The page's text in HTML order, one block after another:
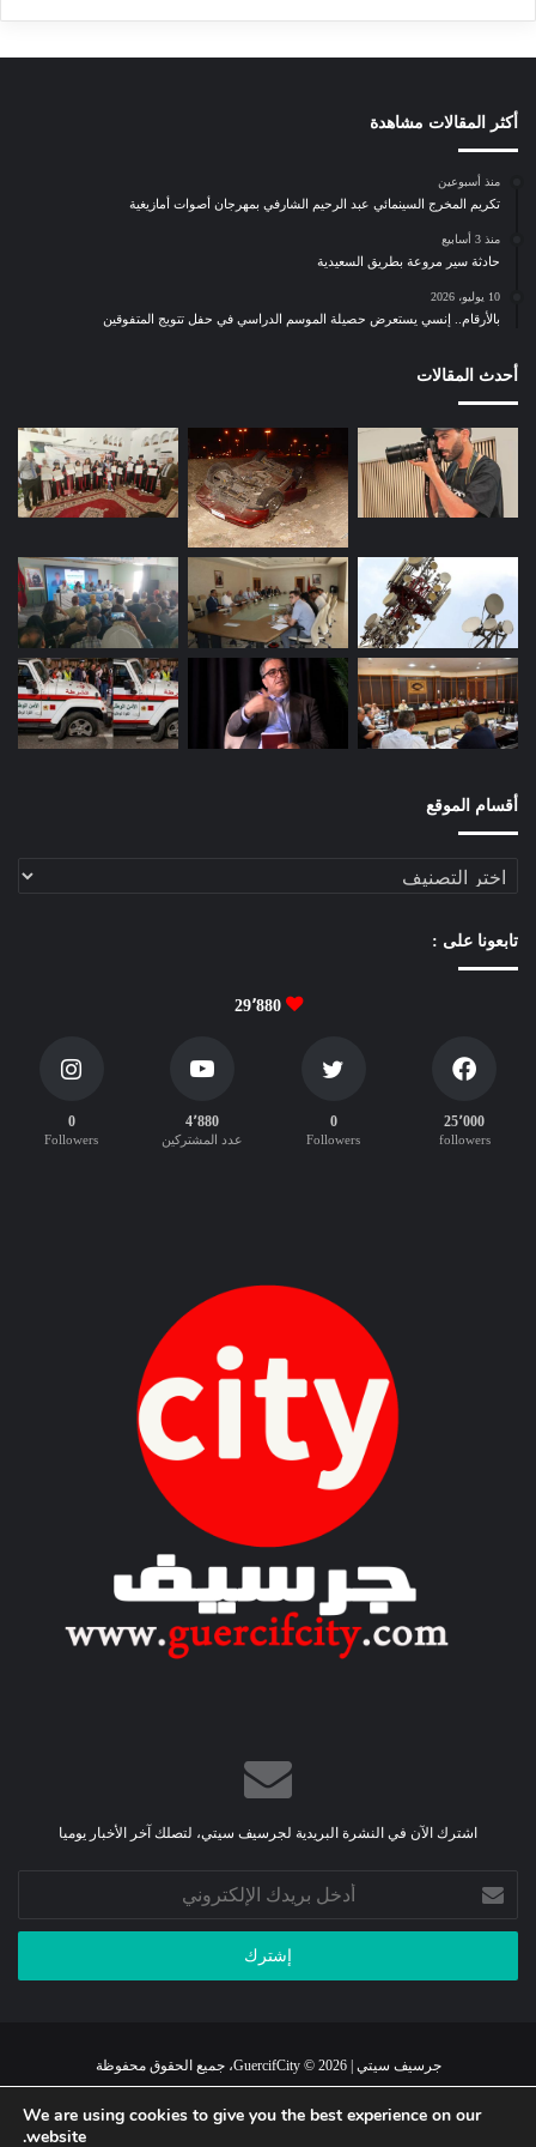
أكثر المقالات مشاهدة
منذ أسبوعين
تكريم المخرج السينمائي عبد الرحيم الشارفي بمهرجان أصوات أمازيغية
منذ 3 أسابيع
حادثة سير مروعة بطريق السعيدية
10 يوليو، 2026
بالأرقام.. إنسي يستعرض حصيلة الموسم الدراسي في حفل تتويج المتفوقين
أحدث المقالات
أقسام الموقع
أقسام
تابعونا على :
29٬880
25٬000
followers
0
Followers
4٬880
عدد المشتركين
0
Followers
اشترك الآن في النشرة البريدية لجرسيف سيتي، لتصلك آخر الأخبار يوميا
بريدك
الإلكتروني
جرسيف سيتي | GuercifCity © 2026، جميع الحقوق محفوظة
We are using cookies to give you the best experience on our
website.